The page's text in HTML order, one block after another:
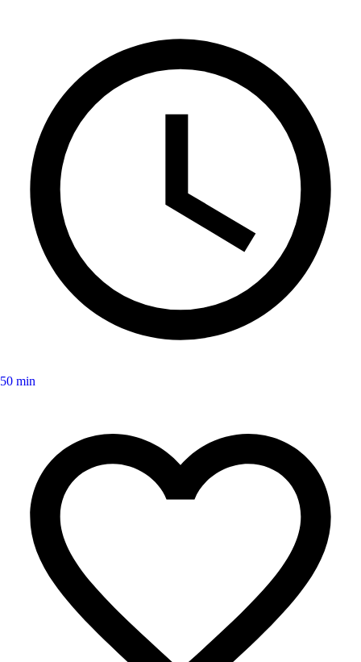
50 min